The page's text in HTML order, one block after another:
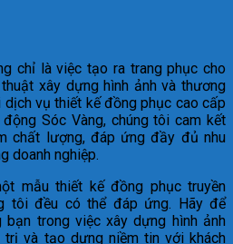
chỉ là việc tạo ra trang phục cho
xây dựng hình ảnh và thương
dịch vụ thiết kế đồng phục cao cấp
Sóc Vàng, chúng tôi cam kết
chất lượng, đáp ứng đầy đủ nhu
doanh nghiệp.
mẫu thiết kế đồng phục truyền
tôi đều có thể đáp ứng. Hãy để
bạn trong việc xây dựng hình ảnh
trị và tạo dựng niềm tin với khách